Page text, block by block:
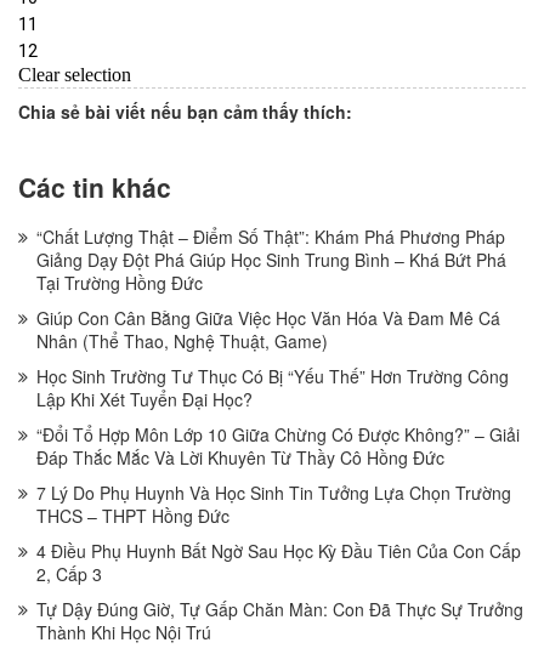
Chia sẻ bài viết nếu bạn cảm thấy thích:
Các tin khác
“Chất Lượng Thật – Điểm Số Thật”: Khám Phá Phương Pháp
Giảng Dạy Đột Phá Giúp Học Sinh Trung Bình – Khá Bứt Phá
Tại Trường Hồng Đức
Giúp Con Cân Bằng Giữa Việc Học Văn Hóa Và Đam Mê Cá
Nhân (Thể Thao, Nghệ Thuật, Game)
Học Sinh Trường Tư Thục Có Bị “Yếu Thế” Hơn Trường Công
Lập Khi Xét Tuyển Đại Học?
“Đổi Tổ Hợp Môn Lớp 10 Giữa Chừng Có Được Không?” – Giải
Đáp Thắc Mắc Và Lời Khuyên Từ Thầy Cô Hồng Đức
7 Lý Do Phụ Huynh Và Học Sinh Tin Tưởng Lựa Chọn Trường
THCS – THPT Hồng Đức
4 Điều Phụ Huynh Bất Ngờ Sau Học Kỳ Đầu Tiên Của Con Cấp
2, Cấp 3
Tự Dậy Đúng Giờ, Tự Gấp Chăn Màn: Con Đã Thực Sự Trưởng
Thành Khi Học Nội Trú